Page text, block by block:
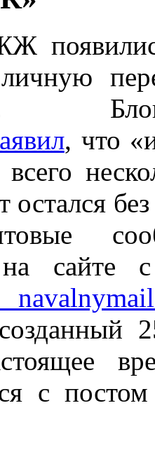
, что
всего
остался
на сайте
с